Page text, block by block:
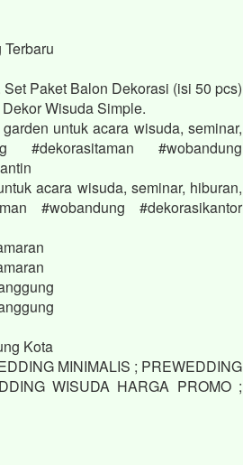
Paket Balon Dekorasi (isi 50 pcs)
Wisuda Simple.
untuk acara wisuda, seminar,
#dekorasitaman #wobandung
acara wisuda, seminar, hiburan,
#wobandung #dekorasikantor
Kota
MINIMALIS ; PREWEDDING
WISUDA HARGA PROMO ;